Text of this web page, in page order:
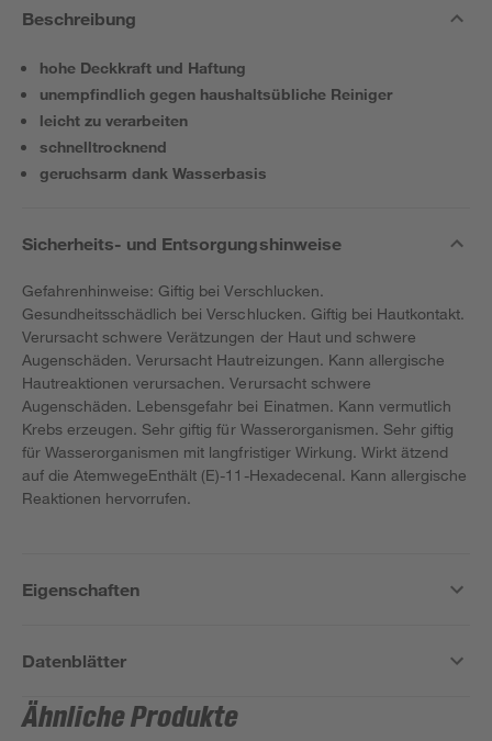
Beschreibung
hohe Deckkraft und Haftung
unempfindlich gegen haushaltsübliche Reiniger
leicht zu verarbeiten
schnelltrocknend
geruchsarm dank Wasserbasis
Sicherheits- und Entsorgungshinweise
Gefahrenhinweise: Giftig bei Verschlucken.
Gesundheitsschädlich bei Verschlucken. Giftig bei Hautkontakt.
Verursacht schwere Verätzungen der Haut und schwere
Augenschäden. Verursacht Hautreizungen. Kann allergische
Hautreaktionen verursachen. Verursacht schwere
Augenschäden. Lebensgefahr bei Einatmen. Kann vermutlich
Krebs erzeugen. Sehr giftig für Wasserorganismen. Sehr giftig
für Wasserorganismen mit langfristiger Wirkung. Wirkt ätzend
auf die AtemwegeEnthält (E)-11-Hexadecenal. Kann allergische
Reaktionen hervorrufen.
Eigenschaften
Datenblätter
Ähnliche Produkte